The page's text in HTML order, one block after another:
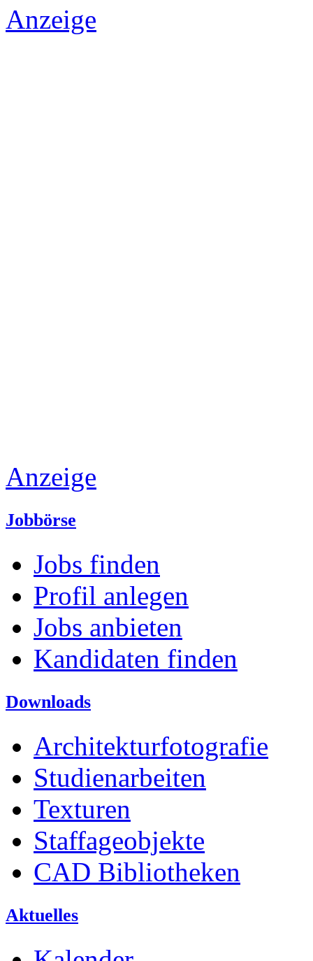
Anzeige
Anzeige
Jobbörse
Jobs finden
Profil anlegen
Jobs anbieten
Kandidaten finden
Downloads
Architekturfotografie
Studienarbeiten
Texturen
Staffageobjekte
CAD Bibliotheken
Aktuelles